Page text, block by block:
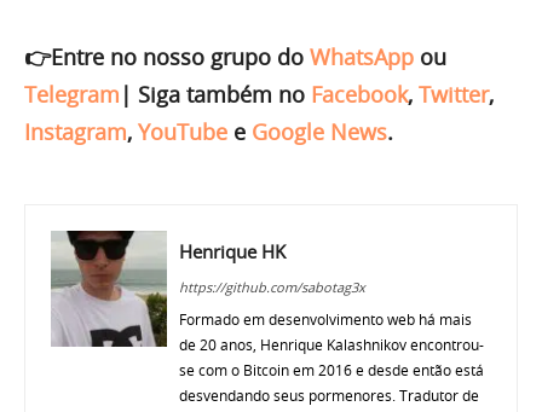
👉Entre no nosso grupo do WhatsApp ou
Telegram | Siga também no Facebook, Twitter,
Instagram, YouTube e Google News.
Henrique HK
https://github.com/sabotag3x
Formado em desenvolvimento web há mais
de 20 anos, Henrique Kalashnikov encontrou-
se com o Bitcoin em 2016 e desde então está
desvendando seus pormenores. Tradutor de